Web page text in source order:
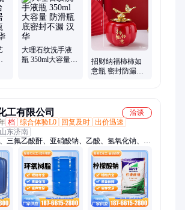
大理石纹洗手液
瓶 350ml大容量
招财纳福柿柿如
意瓶 密封防漏抗
工有限公司
洽谈
档 综合体验L0 回复及时 出价迅速
山东济南
三氟乙酸酐、亚硝酸钠、乙酸、氢氧化钠、柠
苯甲酸钠、无水亚硫酸钠、三氯化铁、三氟乙